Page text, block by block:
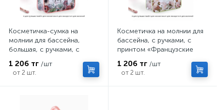
Косметичка-сумка на
молнии для бассейна,
большая, с ручками, с
1 206 тг /шт
от 2 шт.
Косметичка на молнии для
бассейна, с ручками, с
принтом «Французские
1 206 тг /шт
от 2 шт.